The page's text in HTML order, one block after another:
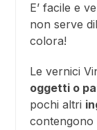
E’ facile e
non serve
colora!
Le vernici
oggetti o
pochi altri
contengono